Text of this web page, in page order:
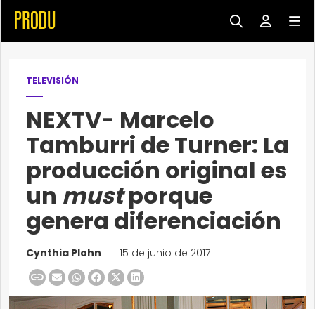
TELEVISIÓN
NEXTV- Marcelo
Tamburri de Turner: La
producción original es
un mustporque
genera diferenciación
Cynthia Plohn 15 de junio de 2017